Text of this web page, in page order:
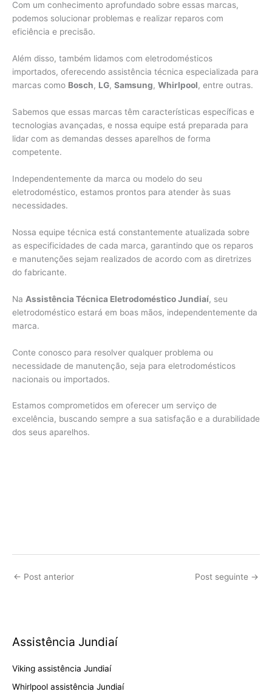
Com um conhecimento aprofundado sobre essas marcas,
podemos solucionar problemas e realizar reparos com
eficiência e precisão.
Além disso, também lidamos com eletrodomésticos
importados, oferecendo assistência técnica especializada para
marcas como Bosch, LG, Samsung, Whirlpool, entre outras.
Sabemos que essas marcas têm características específicas e
tecnologias avançadas, e nossa equipe está preparada para
lidar com as demandas desses aparelhos de forma
competente.
Independentemente da marca ou modelo do seu
eletrodoméstico, estamos prontos para atender às suas
necessidades.
Nossa equipe técnica está constantemente atualizada sobre
as especificidades de cada marca, garantindo que os reparos
e manutenções sejam realizados de acordo com as diretrizes
do fabricante.
Na Assistência Técnica Eletrodoméstico Jundiaí, seu
eletrodoméstico estará em boas mãos, independentemente da
marca.
Conte conosco para resolver qualquer problema ou
necessidade de manutenção, seja para eletrodomésticos
nacionais ou importados.
Estamos comprometidos em oferecer um serviço de
excelência, buscando sempre a sua satisfação e a durabilidade
dos seus aparelhos.
← Post anterior Post seguinte →
Assistência Jundiaí
Viking assistência Jundiaí
Whirlpool assistência Jundiaí